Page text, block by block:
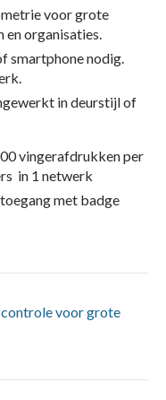
voor grote
en organisaties.
smartphone nodig.
in deurstijl of
vingerafdrukken per
in 1 netwerk
met badge
voor grote